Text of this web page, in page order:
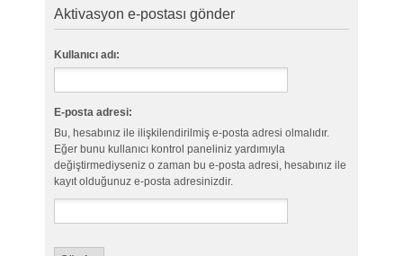
Aktivasyon e-postası gönder
Kullanıcı adı:
E-posta adresi:
Bu, hesabınız ile ilişkilendirilmiş e-posta adresi olmalıdır.
Eğer bunu kullanıcı kontrol paneliniz yardımıyla
değiştirmediyseniz o zaman bu e-posta adresi, hesabınız ile
kayıt olduğunuz e-posta adresinizdir.